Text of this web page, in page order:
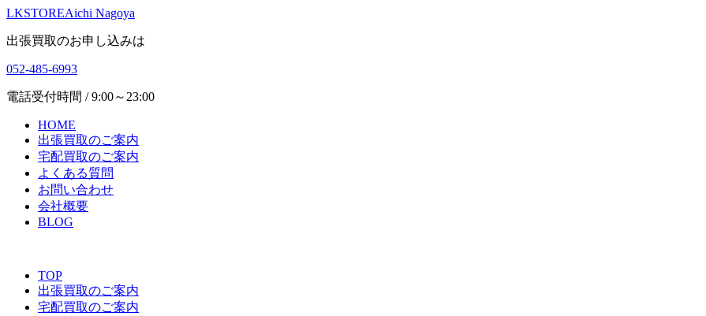
LKSTOREAichi Nagoya
出張買取のお申し込みは
052-485-6993
電話受付時間 / 9:00～23:00
HOME
出張買取のご案内
宅配買取のご案内
よくある質問
お問い合わせ
会社概要
BLOG
TOP
出張買取のご案内
宅配買取のご案内